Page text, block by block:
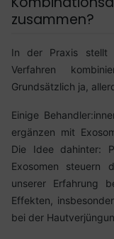
zusammen?
In der Praxis stellt
Verfahren
Grundsätzlich ja,
Einige
ergänzen mit
Die Idee dahinter:
Exosomen steuern
unserer Erfahrung
Effekten,
bei der